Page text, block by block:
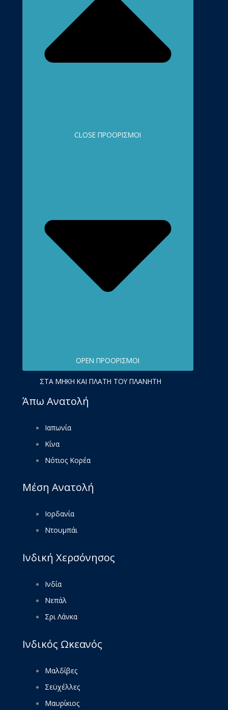
CLOSE ΠΡΟΟΡΙΣΜΟΊ
OPEN ΠΡΟΟΡΙΣΜΟΊ
ΣΤΑ ΜΉΚΗ ΚΑΙ ΠΛΆΤΗ ΤΟΥ ΠΛΑΝΉΤΗ
Άπω Ανατολή
Ιαπωνία
Κίνα
Νότιος Κορέα
Μέση Ανατολή
Ιορδανία
Ντουμπάι
Ινδική Χερσόνησος
Ινδία
Νεπάλ
Σρι Λάνκα
Ινδικός Ωκεανός
Μαλδίβες
Σεϋχέλλες
Μαυρίκιος